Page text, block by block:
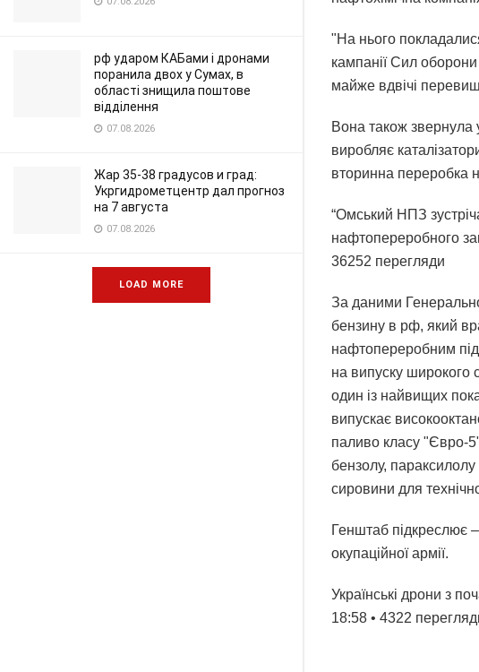
рф ударом КАБами і дронами
поранила двох у Сумах, в
області знищила поштове
відділення
07.08.2026
Жар 35-38 градусов и град:
Укргидрометцентр дал прогноз
на 7 августа
07.08.2026
LOAD MORE
"На нього
кампанії Сил
майже вдвічі
Вона також
виробляє
вторинна переробка
“Омський НПЗ
нафтопереробного
36252 перегляди
За даними
бензину в рф, який
нафтопереробним
на випуску широкого
один із найвищих
випускає
паливо класу "Євро-
бензолу, параксилолу
сировини для
Генштаб підкреслює
окупаційної армії.
Українські дрони з
18:58 • 4322